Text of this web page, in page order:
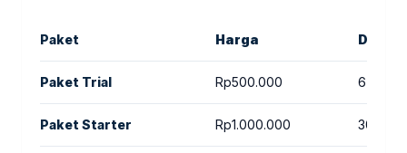
Paket Harga Durasi
Paket Trial Rp500.000 6 hari
Paket Starter Rp1.000.000 30 hari